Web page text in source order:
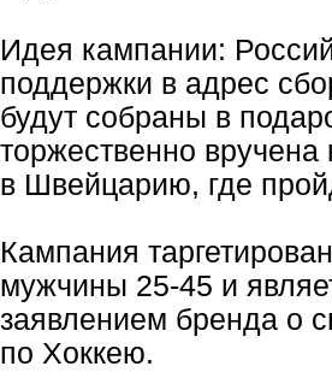
Идея кампании:
поддержки в адрес
будут собраны в
торжественно
в Швейцарию, где
Кампания
мужчины 25-45 и
заявлением бренда о
по Хоккею.